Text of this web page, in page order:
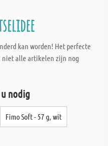
kan worden! Het perfecte
niet alle artikelen zijn nog
nodig
Fimo Soft - 57 g, wit